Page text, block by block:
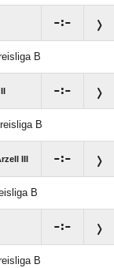
:
B
:
B
III :
B
:
B